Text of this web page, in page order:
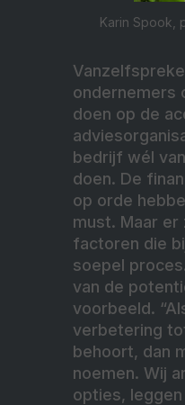
Karin Spook,
ondernemers
doen op de
bedrijf wél
doen. De
op orde
must. Maar er
factoren die
soepel
van de
voorbeeld.
verbetering
behoort, dan
noemen. Wij
opties,